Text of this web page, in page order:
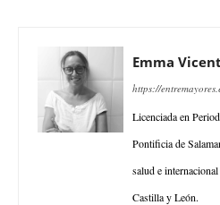
Emma
https://
Licenciada en
Pontificia de
salud e
Castilla y León.